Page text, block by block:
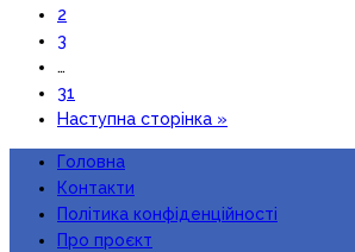
2
3
…
31
Наступна сторінка »
Головна
Контакти
Політика конфіденційності
Про проєкт